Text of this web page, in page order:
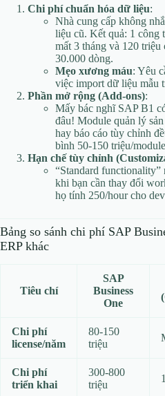
Chi phí chuẩn hóa dữ liệu:
Nhà cung cấp không
liệu cũ. Kết quả: 1 công
mất 3 tháng và 120
30.000 dòng.
Mẹo xương máu: Yêu
việc import dữ liệu mẫu
Phần mở rộng (Add-ons):
Mấy bác nghĩ SAP B1
đâu! Module quản lý
hay báo cáo tùy chỉnh
bình 50-150 triệu/
Hạn chế tùy chỉnh
“Standard
khi bạn cần thay đổi
họ tính 250/hour cho
Bảng so sánh chi phí SAP
ERP khác
Tiêu chí
SAP
Business
One
Chi phí
license/năm
80-150
triệu
Chi phí
triển khai
300-800
triệu